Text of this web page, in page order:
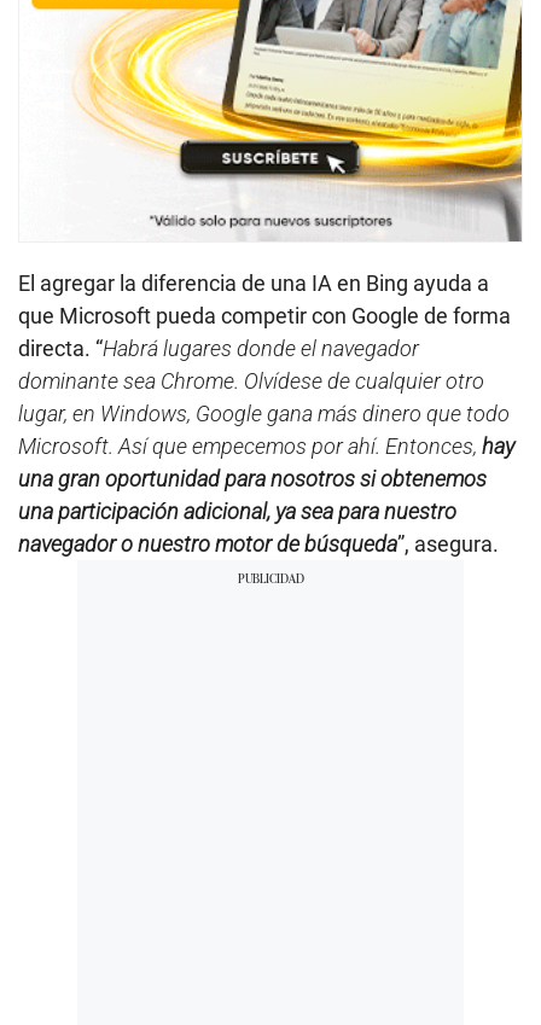
El agregar la diferencia de una IA en Bing ayuda a
que Microsoft pueda competir con Google de forma
directa. “Habrá lugares donde el navegador
dominante sea Chrome. Olvídese de cualquier otro
lugar, en Windows, Google gana más dinero que todo
Microsoft. Así que empecemos por ahí. Entonces, hay
una gran oportunidad para nosotros si obtenemos
una participación adicional, ya sea para nuestro
navegador o nuestro motor de búsqueda”, asegura.